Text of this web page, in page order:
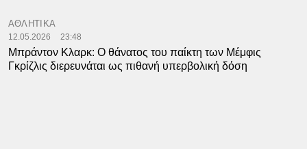
ΑΘΛΗΤΙΚΑ
12.05.2026 23:48
Μπράντον Κλαρκ: Ο θάνατος του παίκτη των Μέμφις
Γκρίζλις διερευνάται ως πιθανή υπερβολική δόση